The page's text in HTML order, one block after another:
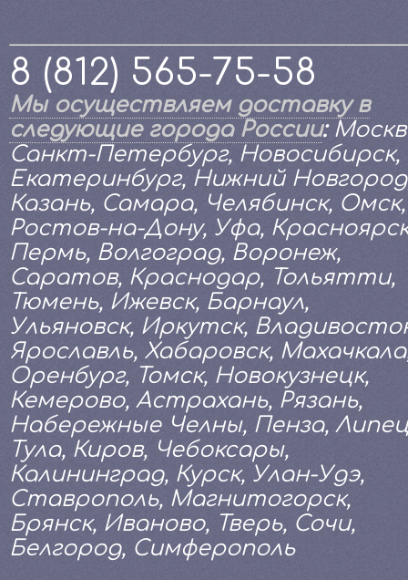
8 (812) 565-75-58
Мы осуществляем доставку в
следующие города России:
Санкт-Петербург, Новосибирск,
Екатеринбург, Нижний
Казань, Самара, Челябинск, Омск,
Ростов-на-Дону, Уфа,
Пермь, Волгоград, Воронеж,
Саратов, Краснодар, Тольятти,
Тюмень, Ижевск, Барнаул,
Ульяновск, Иркутск,
Ярославль, Хабаровск,
Оренбург, Томск, Новокузнецк,
Кемерово, Астрахань, Рязань,
Набережные Челны, Пенза,
Тула, Киров, Чебоксары,
Калининград, Курск, Улан-Удэ,
Ставрополь, Магнитогорск,
Брянск, Иваново, Тверь, Сочи,
Белгород, Симферополь